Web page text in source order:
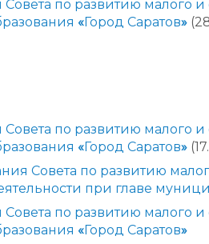
Совета по развитию малого
«Город Саратов»
Совета по развитию малого
«Город Саратов»
Совета по развитию
при главе
Совета по развитию малого
«Город Саратов»